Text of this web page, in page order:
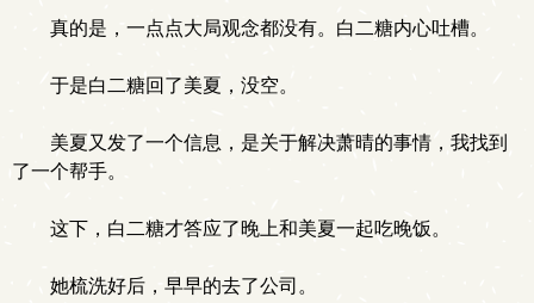
真的是，一点点大局观念都没有。白二糖内心吐槽。
于是白二糖回了美夏，没空。
美夏又发了一个信息，是关于解决萧晴的事情，我找到
了一个帮手。
这下，白二糖才答应了晚上和美夏一起吃晚饭。
她梳洗好后，早早的去了公司。